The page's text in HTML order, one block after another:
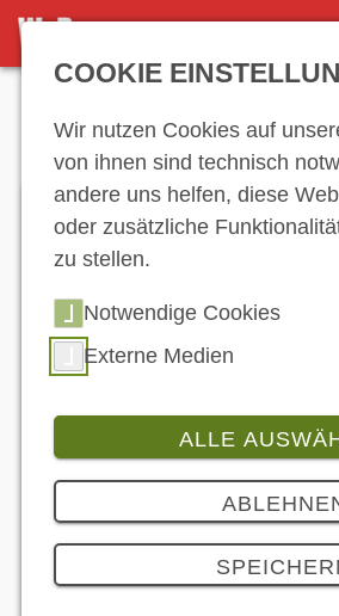
DETAILSEITE
Digitale Unterhaltung
COOKIE
Wir nutzen Cookies auf
von ihnen sind technisch
andere uns helfen, diese
oder zusätzliche
zu stellen.
Notwendige Cookies
Externe Medien
ALLE